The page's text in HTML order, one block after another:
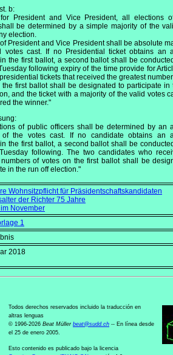
b:
President and Vice President, all elections
be determined by a simple majority of the
election.
President and Vice President shall be absolute
votes cast. If no Presidential ticket obtains an
the first ballot, a second ballot shall be
following expiry of the time provide for
tickets that received the greatest
the first ballot shall be designated to participate in
and the ticket with a majority of the valid votes
the winner."
of public officers shall be determined by an
of the votes cast. If no candidate obtains an
the first ballot, a second ballot shall be
following. The two candidates who
of votes on the first ballot shall be
in the run off election."
Wohnsitzpflicht für Präsidentschaftskandidaten
der Richter 75 Jahre
November
1
2018
Todos derechos reservados incluido la traducción en
altras lenguas
© 1996-2026 Beat Müller beat@sudd.ch -- En línea desde
el 25 de enero 2005.
Esto contenido es publicado bajo la licencia